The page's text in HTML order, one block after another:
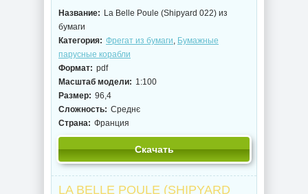
Название: La Belle Poule (Shipyard 022) из
бумаги
Категория: Фрегат из бумаги, Бумажные
парусные корабли
Формат: pdf
Масштаб модели: 1:100
Размер: 96,4
Сложность: Среднє
Страна: Франция
Скачать
LA BELLE POULE (SHIPYARD